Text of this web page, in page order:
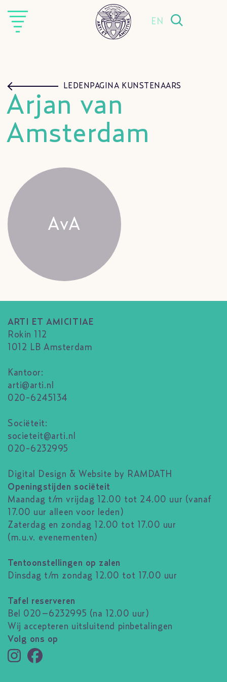
EN
LEDENPAGINA KUNSTENAARS
Arjan van
Amsterdam
AvA
ARTI ET AMICITIAE
Rokin 112
1012 LB Amsterdam
Kantoor:
arti@arti.nl
020-6245134
Sociëteit:
societeit@arti.nl
020-6232995
Digital Design & Website by RAMDATH
Openingstijden sociëteit
Maandag t/m vrijdag 12.00 tot 24.00 uur (vanaf
17.00 uur alleen voor leden)
Zaterdag en zondag 12.00 tot 17.00 uur
(m.u.v. evenementen)
Tentoonstellingen op zalen
Dinsdag t/m zondag 12.00 tot 17.00 uur
Tafel reserveren
Bel 020–6232995 (na 12.00 uur)
Wij accepteren uitsluitend pinbetalingen
Volg ons op